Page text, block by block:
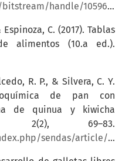
10596/42588/ndquinterov.pdf
C. (2017). Tablas
alimentos (10.a ed.).
R. P., & Silvera, C. Y.
de pan con
de quinua y kiwicha
2(2), 69–83.
sendas/article/view/64/157